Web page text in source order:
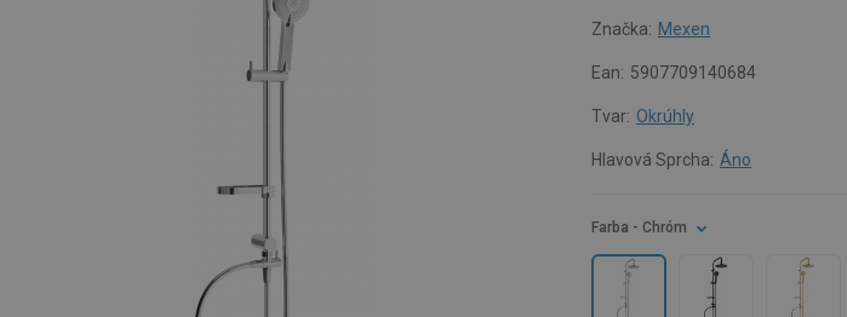
Značka: Mexen
Ean: 5907709140684
Tvar: Okrúhly
Hlavová Sprcha: Áno
Farba - Chróm